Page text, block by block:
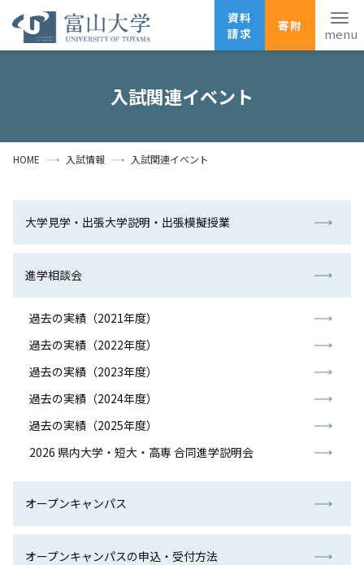
資料
請求
寄附
資料請求
寄附
受験生の方 地域・一般の方 企業・研究者の方
卒業生の方 在学生の方 教職員の方
大学紹介
学部・大学院・施設
教育・学生支援
入試関連イベント
HOME 入試情報 入試関連イベント
大学見学・出張大学説明・出張模擬授業
進学相談会
過去の実績（2021年度）
過去の実績（2022年度）
過去の実績（2023年度）
過去の実績（2024年度）
過去の実績（2025年度）
2026 県内大学・短大・高専 合同進学説明会
オープンキャンパス
オープンキャンパスの申込・受付方法